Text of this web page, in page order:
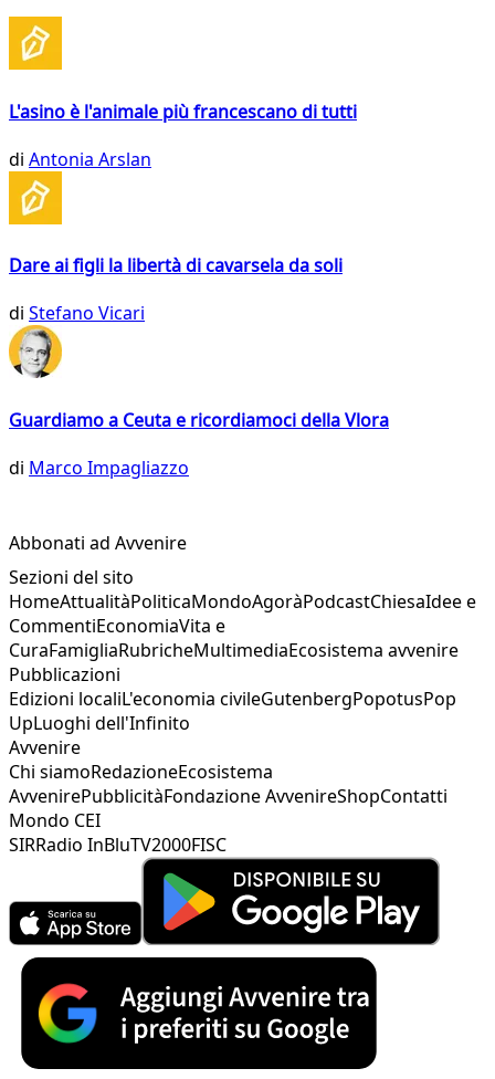
L'asino è l'animale più francescano di tutti
di Antonia Arslan
Dare ai figli la libertà di cavarsela da soli
di Stefano Vicari
Guardiamo a Ceuta e ricordiamoci della Vlora
di Marco Impagliazzo
Abbonati ad Avvenire
Sezioni del sito
HomeAttualitàPoliticaMondoAgoràPodcastChiesaIdee e
CommentiEconomiaVita e
CuraFamigliaRubricheMultimediaEcosistema avvenire
Pubblicazioni
Edizioni localiL'economia civileGutenbergPopotusPop
UpLuoghi dell'Infinito
Avvenire
Chi siamoRedazioneEcosistema
AvvenirePubblicitàFondazione AvvenireShopContatti
Mondo CEI
SIRRadio InBluTV2000FISC